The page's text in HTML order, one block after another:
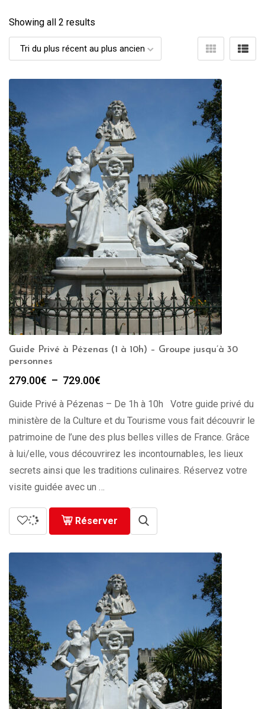
Showing all 2 results
Guide Privé à Pézenas (1 à 10h) – Groupe jusqu’à 30
personnes
279.00€ – 729.00€
prix :
279.00€
à
729.00€
Guide Privé à Pézenas – De 1h à 10h Votre guide privé du
ministère de la Culture et du Tourisme vous fait découvrir le
patrimoine de l’une des plus belles villes de France. Grâce
à lui/elle, vous découvrirez les incontournables, les lieux
secrets ainsi que les traditions culinaires. Réservez votre
visite guidée avec un …
Réserver